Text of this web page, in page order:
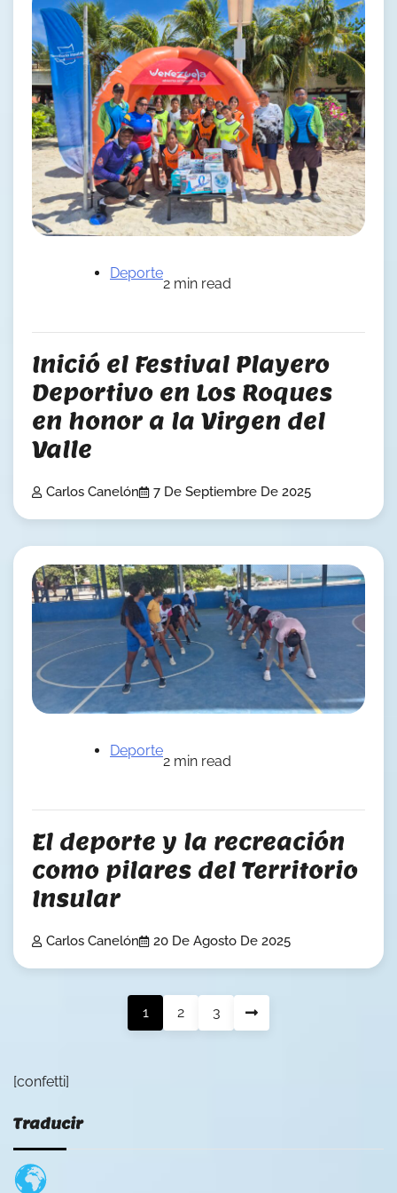
Deporte
2 min read
Inició el Festival Playero
Deportivo en Los Roques
en honor a la Virgen del
Valle
Carlos Canelón 7 De Septiembre De 2025
Deporte
2 min read
El deporte y la recreación
como pilares del Territorio
Insular
Carlos Canelón 20 De Agosto De 2025
1 2 3
[confetti]
Traducir